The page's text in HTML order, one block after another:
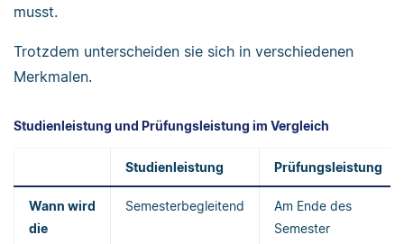
musst.
Trotzdem unterscheiden sie sich in verschiedenen
Merkmalen.
Studienleistung und Prüfungsleistung im Vergleich
Studienleistung Prüfungsleistung
Wann wird
die
Semesterbegleitend
Am Ende des
Semester